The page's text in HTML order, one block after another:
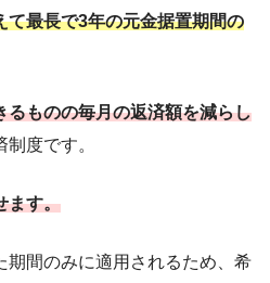
て最長で3年の元金据置期間の
るものの毎月の返済額を減らし
制度です。
ます。
期間のみに適用されるため、希